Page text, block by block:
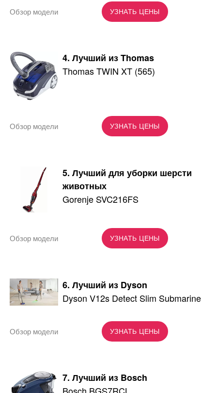
УЗНАТЬ ЦЕНЫ
Обзор модели
4. Лучший из Thomas
Thomas TWIN XT (565)
УЗНАТЬ ЦЕНЫ
Обзор модели
5. Лучший для уборки шерсти
животных
Gorenje SVC216FS
УЗНАТЬ ЦЕНЫ
Обзор модели
6. Лучший из Dyson
Dyson V12s Detect Slim Submarine
УЗНАТЬ ЦЕНЫ
Обзор модели
7. Лучший из Bosch